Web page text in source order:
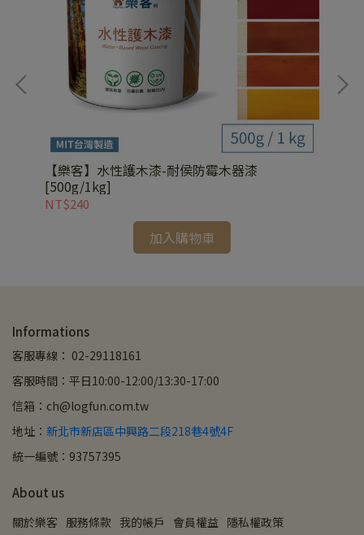
【樂客】水性護木漆-耐侯防霉木器漆
[500g/1kg]
NT$240
加入購物車
Informations
客服專線： 02-29118161
客服時間：平日10:00-12:00/13:30-17:00
信箱：ch@logfun.com.tw
地址： 新北市新店區中興路二段218巷4號4F
統一編號：93757395
About us
關於樂客 服務條款 我的帳戶 會員權益 隱私權政策